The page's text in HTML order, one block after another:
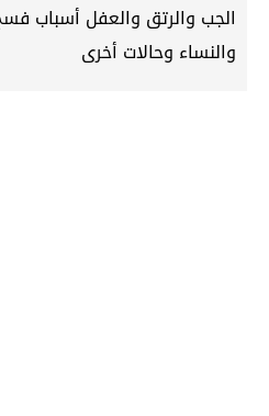
الجب والرتق والعفل أسباب
والنساء وحالات أخرى